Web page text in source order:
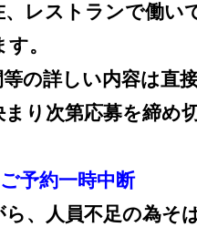
、レストランで働
。
の詳しい内容は直
り次第応募を締め
予約一時中断
ら、人員不足の為そ